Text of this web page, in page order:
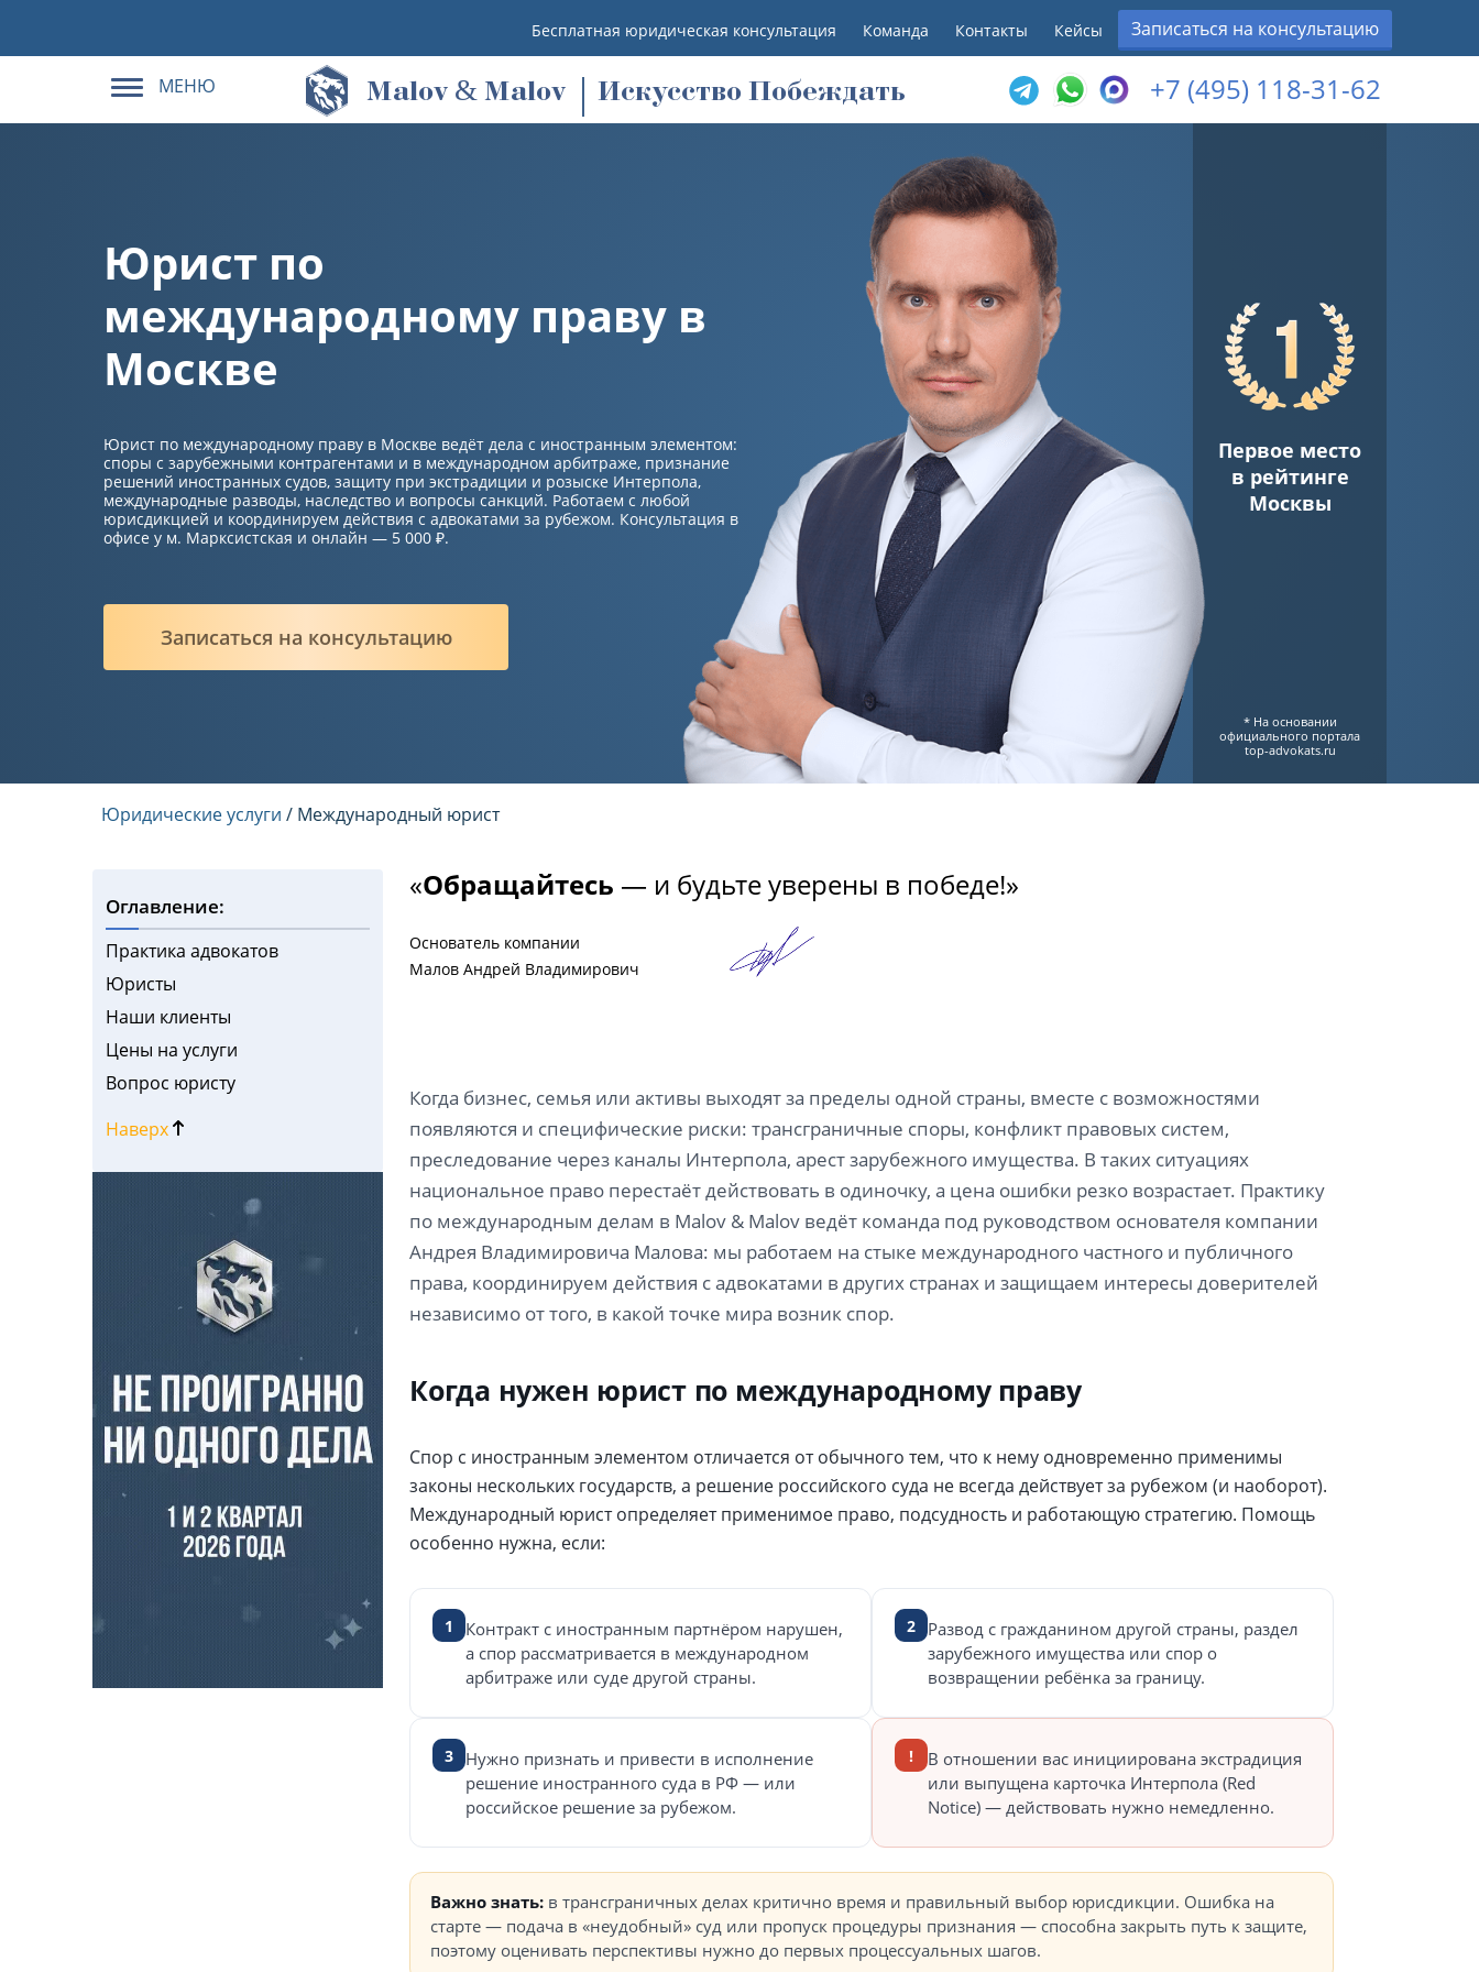
Бесплатная юридическая консультация Команда Контакты Кейсы Записаться на консультацию
МЕНЮ Malov & Malov Искусство Побеждать +7 (495) 118-31-62
Юрист по
международному праву в
Москве
Юрист по международному праву в Москве ведёт дела с иностранным элементом:
споры с зарубежными контрагентами и в международном арбитраже, признание
решений иностранных судов, защиту при экстрадиции и розыске Интерпола,
международные разводы, наследство и вопросы санкций. Работаем с любой
юрисдикцией и координируем действия с адвокатами за рубежом. Консультация в
офисе у м. Марксистская и онлайн — 5 000 ₽.
Записаться на консультацию
Первое место
в рейтинге
Москвы
* На основании
официального портала
top-advokats.ru
Юридические услуги / Международный юрист
Оглавление:
Практика адвокатов
Юристы
Наши клиенты
Цены на услуги
Вопрос юристу
Наверх
«Обращайтесь — и будьте уверены в победе!»
Основатель компании
Малов Андрей Владимирович
Когда бизнес, семья или активы выходят за пределы одной страны, вместе с возможностями
появляются и специфические риски: трансграничные споры, конфликт правовых систем,
преследование через каналы Интерпола, арест зарубежного имущества. В таких ситуациях
национальное право перестаёт действовать в одиночку, а цена ошибки резко возрастает. Практику
по международным делам в Malov & Malov ведёт команда под руководством основателя компании
Андрея Владимировича Малова: мы работаем на стыке международного частного и публичного
права, координируем действия с адвокатами в других странах и защищаем интересы доверителей
независимо от того, в какой точке мира возник спор.
Когда нужен юрист по международному праву
Спор с иностранным элементом отличается от обычного тем, что к нему одновременно применимы
законы нескольких государств, а решение российского суда не всегда действует за рубежом (и наоборот).
Международный юрист определяет применимое право, подсудность и работающую стратегию. Помощь
особенно нужна, если:
1
Контракт с иностранным партнёром нарушен,
а спор рассматривается в международном
арбитраже или суде другой страны.
2
Развод с гражданином другой страны, раздел
зарубежного имущества или спор о
возвращении ребёнка за границу.
3
Нужно признать и привести в исполнение
решение иностранного суда в РФ — или
российское решение за рубежом.
!
В отношении вас инициирована экстрадиция
или выпущена карточка Интерпола (Red
Notice) — действовать нужно немедленно.
Важно знать: в трансграничных делах критично время и правильный выбор юрисдикции. Ошибка на
старте — подача в «неудобный» суд или пропуск процедуры признания — способна закрыть путь к защите,
поэтому оценивать перспективы нужно до первых процессуальных шагов.